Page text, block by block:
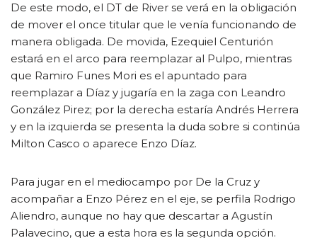
De este modo, el DT de River se verá en la obligación
de mover el once titular que le venía funcionando de
manera obligada. De movida, Ezequiel Centurión
estará en el arco para reemplazar al Pulpo, mientras
que Ramiro Funes Mori es el apuntado para
reemplazar a Díaz y jugaría en la zaga con Leandro
González Pirez; por la derecha estaría Andrés Herrera
y en la izquierda se presenta la duda sobre si continúa
Milton Casco o aparece Enzo Díaz.
Para jugar en el mediocampo por De la Cruz y
acompañar a Enzo Pérez en el eje, se perfila Rodrigo
Aliendro, aunque no hay que descartar a Agustín
Palavecino, que a esta hora es la segunda opción.